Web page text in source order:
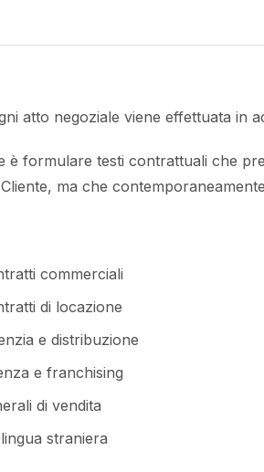
atto negoziale viene effettuata in
è formulare testi contrattuali che
ma che
commerciali
di locazione
e distribuzione
e franchising
di vendita
straniera